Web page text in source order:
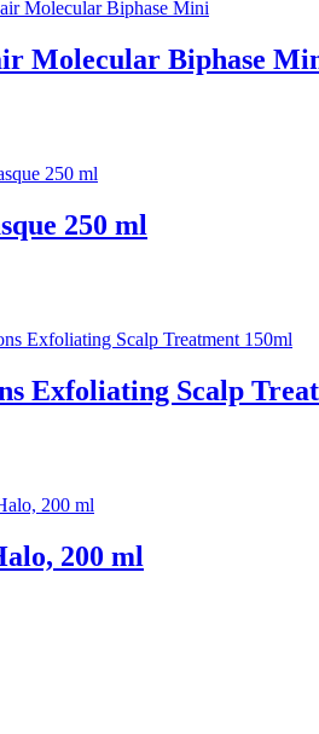
Molecular Biphase
250 ml
Exfoliating Scalp
200 ml